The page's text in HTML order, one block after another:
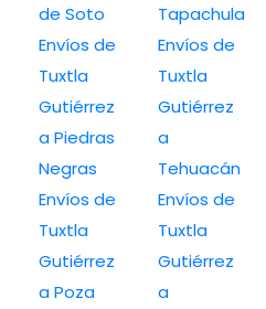
de Soto
Envíos de
Tuxtla
Gutiérrez
a Piedras
Negras
Envíos de
Tuxtla
Gutiérrez
a Poza
Tapachula
Envíos de
Tuxtla
Gutiérrez
a
Tehuacán
Envíos de
Tuxtla
Gutiérrez
a